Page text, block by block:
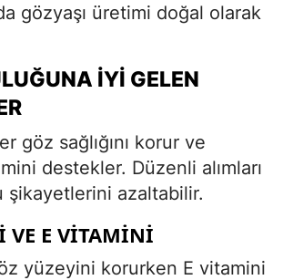
gözyaşı üretimi doğal olarak
İYI GELEN
göz sağlığını korur ve
destekler. Düzenli alımları
şikayetlerini azaltabilir.
VE E VITAMINI
yüzeyini korurken E vitamini